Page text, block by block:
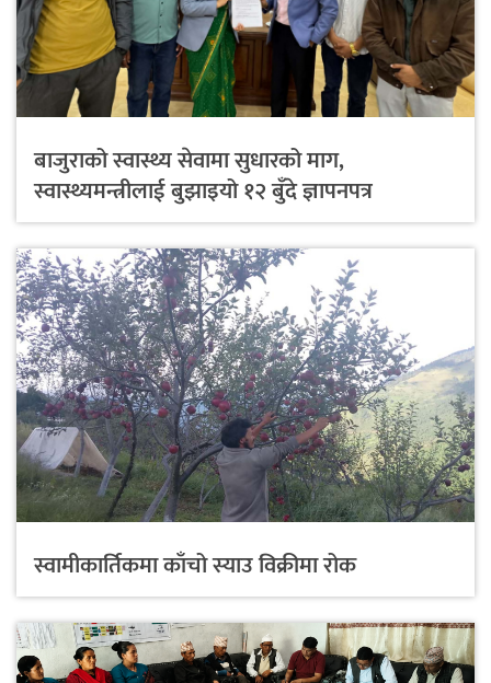
बाजुराको स्वास्थ्य सेवामा सुधारको माग,
स्वास्थ्यमन्त्रीलाई बुझाइयो १२ बुँदे ज्ञापनपत्र
स्वामीकार्तिकमा काँचो स्याउ विक्रीमा रोक